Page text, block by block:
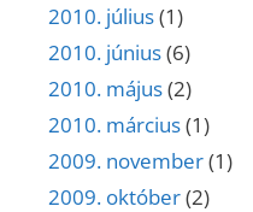
2010. július(1)
2010. június(6)
2010. május(2)
2010. március(1)
2009. november(1)
2009. október(2)